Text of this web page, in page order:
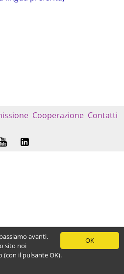
Cooperazione Contatti
OK
avanti.
sito noi
(con il pulsante OK).